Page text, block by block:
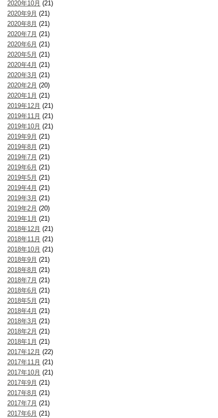
2020年10月 (21)
2020年9月 (21)
2020年8月 (21)
2020年7月 (21)
2020年6月 (21)
2020年5月 (21)
2020年4月 (21)
2020年3月 (21)
2020年2月 (20)
2020年1月 (21)
2019年12月 (21)
2019年11月 (21)
2019年10月 (21)
2019年9月 (21)
2019年8月 (21)
2019年7月 (21)
2019年6月 (21)
2019年5月 (21)
2019年4月 (21)
2019年3月 (21)
2019年2月 (20)
2019年1月 (21)
2018年12月 (21)
2018年11月 (21)
2018年10月 (21)
2018年9月 (21)
2018年8月 (21)
2018年7月 (21)
2018年6月 (21)
2018年5月 (21)
2018年4月 (21)
2018年3月 (21)
2018年2月 (21)
2018年1月 (21)
2017年12月 (22)
2017年11月 (21)
2017年10月 (21)
2017年9月 (21)
2017年8月 (21)
2017年7月 (21)
2017年6月 (21)